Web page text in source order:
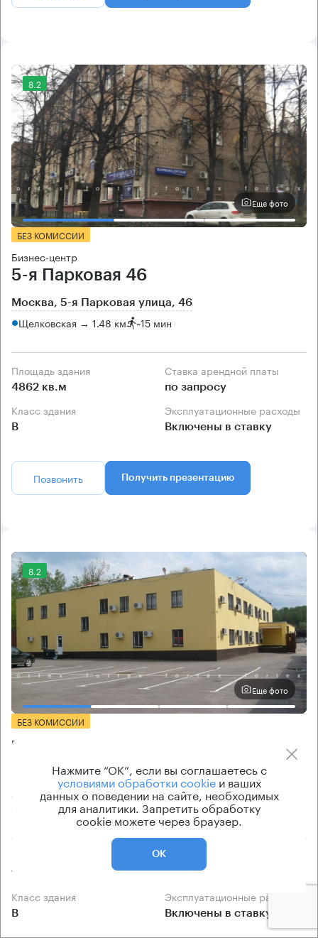
8.2
Еще фото
БЕЗ КОМИССИИ
Бизнес-центр
5-я Парковая 46
Москва, 5-я Парковая улица, 46
Щелковская → 1.48 км ~15 мин
Площадь здания
4862 кв.м
Ставка арендной платы
по запросу
Класс здания
B
Эксплуатационные расходы
Включены в ставку
Позвонить Получить презентацию
8.2
Еще фото
БЕЗ КОМИССИИ
Бизнес-центр
Москва, Иркутская улица, 17 с4
Щелковская → 2.5 км ~25 мин
1392 кв.м по запросу
Класс здания
B
Эксплуатационные расходы
Включены в ставку
Нажмите “ОК”, если вы соглашаетесь с
условиями обработки cookieи ваших
данных о поведении на сайте, необходимых
для аналитики. Запретить обработку
cookie можете через браузер.
ОК